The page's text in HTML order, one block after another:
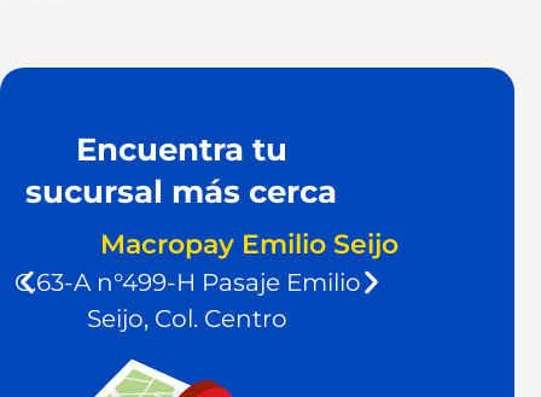
Encuentra tu
sucursal más cerca
Macropay Emilio Seijo
C.63-A n°499-H Pasaje Emilio
Seijo, Col. Centro